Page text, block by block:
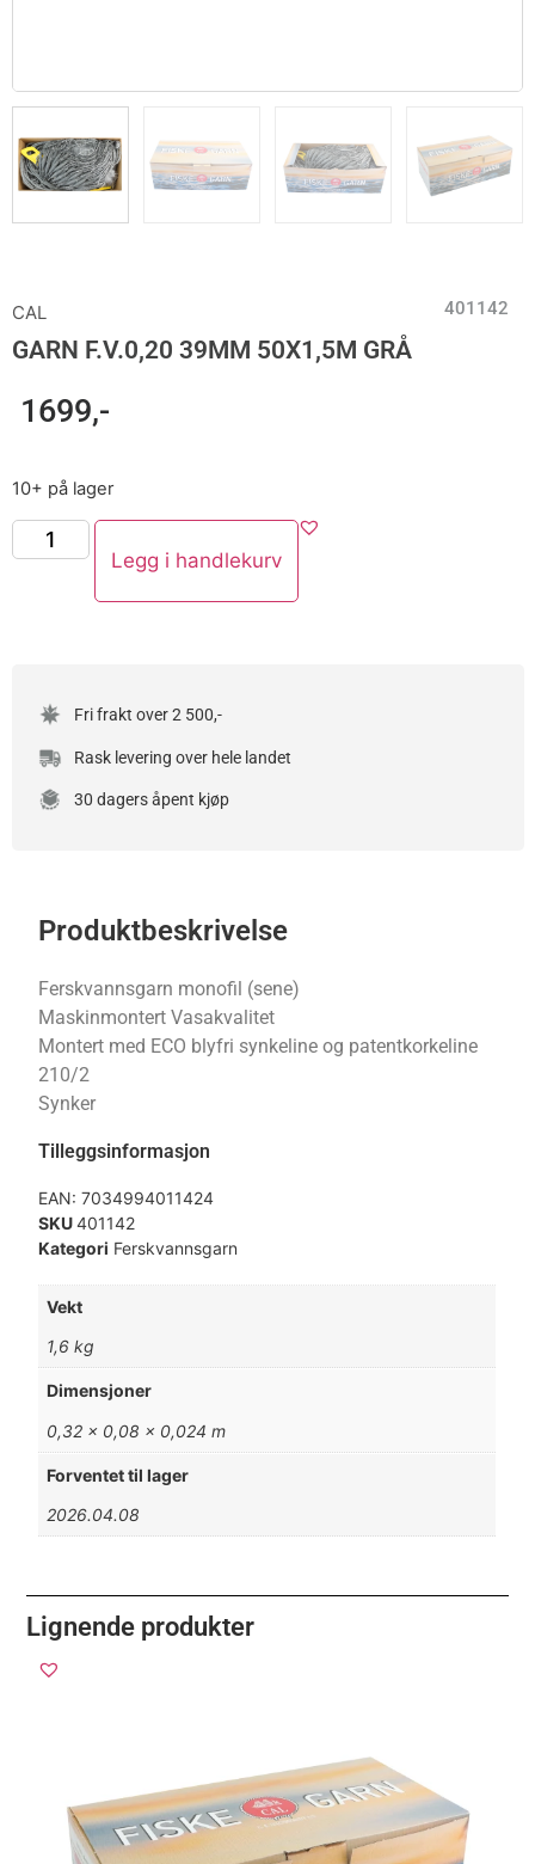
CAL 401142
GARN F.V.0,20 39MM 50X1,5M GRÅ
1699,-
10+ på lager
Legg i handlekurv
Fri frakt over 2 500,-
Rask levering over hele landet
30 dagers åpent kjøp
Produktbeskrivelse
Ferskvannsgarn monofil (sene)
Maskinmontert Vasakvalitet
Montert med ECO blyfri synkeline og patentkorkeline
210/2
Synker
Tilleggsinformasjon
EAN:7034994011424
SKU401142
Kategori Ferskvannsgarn
Vekt
1,6 kg
Dimensjoner
0,32 × 0,08 × 0,024 m
Forventet til lager
2026.04.08
Lignende produkter